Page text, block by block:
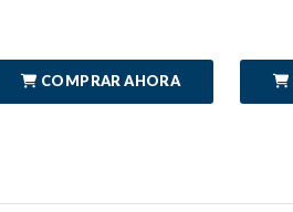
COMPRAR AHORA